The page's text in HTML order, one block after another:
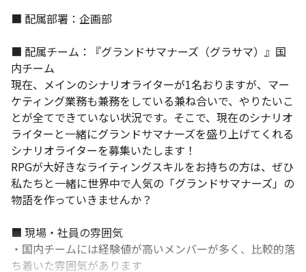
■ 配属部署：企画部
■ 配属チーム：『グランドサマナーズ（グラサマ）』国
内チーム
現在、メインのシナリオライターが1名おりますが、マー
ケティング業務も兼務をしている兼ね合いで、やりたいこ
とが全てできていない状況です。そこで、現在のシナリオ
ライターと一緒にグランドサマナーズを盛り上げてくれる
シナリオライターを募集いたします！
RPGが大好きなライティングスキルをお持ちの方は、ぜひ
私たちと一緒に世界中で人気の「グランドサマナーズ」の
物語を作っていきませんか？
■ 現場・社員の雰囲気
・国内チームには経験値が高いメンバーが多く、比較的落
ち着いた雰囲気があります